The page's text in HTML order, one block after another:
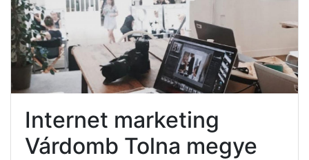
Internet marketing
Várdomb Tolna megye